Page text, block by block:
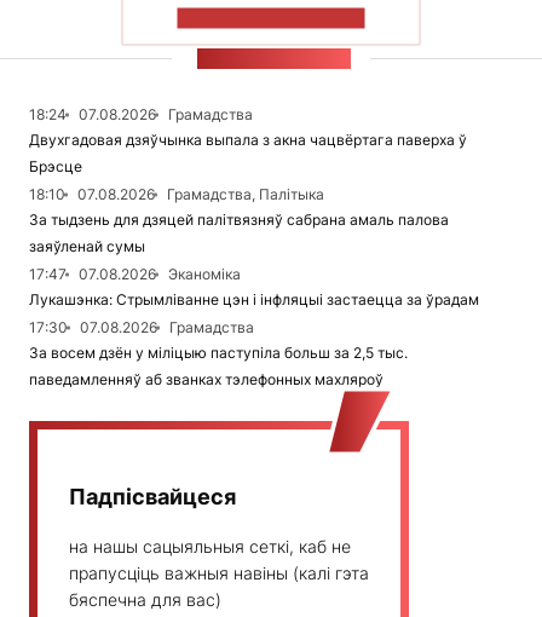
18:24 07.08.2026
Грамадства
Двухгадовая дзяўчынка выпала з акна чацвёртага паверха ў
Брэсце
18:10
07.08.2026
Грамадства, Палітыка
За тыдзень для дзяцей палітвязняў сабрана амаль палова
заяўленай сумы
17:47
07.08.2026
Эканоміка
Лукашэнка: Стрымліванне цэн і інфляцыі застаецца за ўрадам
17:30
07.08.2026
Грамадства
За восем дзён у міліцыю паступіла больш за 2,5 тыс.
паведамленняў аб званках тэлефонных махляроў
Падпісвайцеся
на нашы сацыяльныя сеткі, каб не
прапусціць важныя навіны (калі гэта
бяспечна для вас)